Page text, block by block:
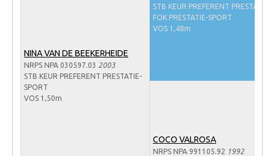
Informatie aan je paard of pony toevoegen
Onze fokkerij
Informatie veulen registratie
NINA VAN DE BEEKERHEIDE
NRPS NPA 030597.03 2003
STB KEUR PREFERENT PRESTATIE-
SPORT
VOS 1,50m
STB KEUR PREFERENT PRESTATIE-
FOK PRESTATIE-SPORT
VOS 1,48m
COCO VALROSA
NRPS NPA 991105.92 1992